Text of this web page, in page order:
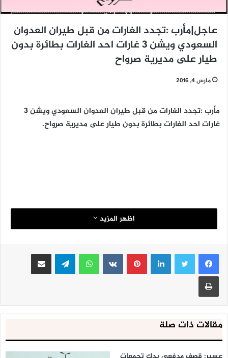
عاجل|مأرب :تجدد الغارات من قبل طيران العدوان
السعودي ويشن 3 غارات احد الغارات بطائرة بدون
طيار على مديرية صرواح
مارس 4, 2016
مأرب :تجدد الغارات من قبل طيران العدوان السعودي ويشن 3
غارات احد الغارات بطائرة بدون طيار على مديرية صرواح.
اظهر المزيد
لينكدإنبينتيريست واتساب تيلقرام مشاركة عبر البريد
طباعة
مقالات ذات صلة